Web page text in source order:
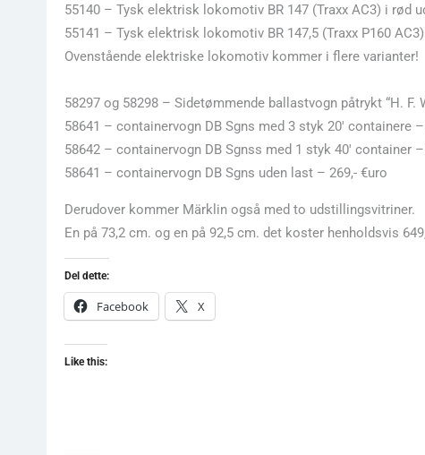
55140 – Tysk elektrisk lokomotiv BR 147 (Traxx AC3) i rød
55141 – Tysk elektrisk lokomotiv BR 147,5 (Traxx P160
Ovenstående elektriske lokomotiv kommer i flere varianter!
58297 og 58298 – Sidetømmende ballastvogn påtrykt “H. F.
58641 – containervogn DB Sgns med 3 styk 20′ containere
58642 – containervogn DB Sgnss med 1 styk 40′ container
58641 – containervogn DB Sgns uden last – 269,- €uro
Derudover kommer Märklin også med to udstillingsvitriner.
En på 73,2 cm. og en på 92,5 cm. det koster henholdsvis
Del dette:
Facebook X
Like this: